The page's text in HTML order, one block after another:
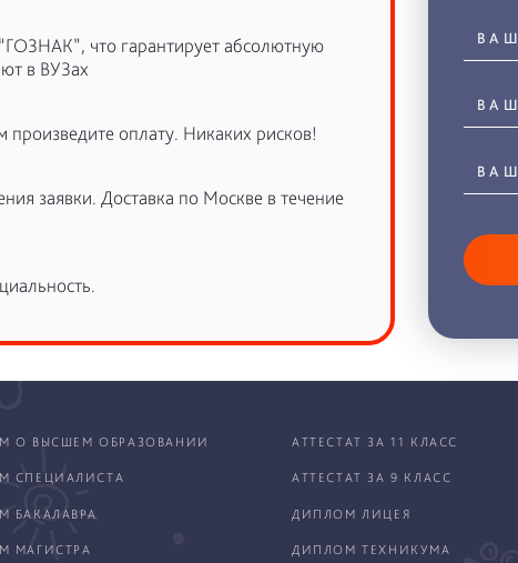
что гарантирует абсолютную
в ВУЗах
оплату. Никаких рисков!
заявки. Доставка по Москве в течение
О ВЫСШЕМ ОБРАЗОВАНИИ АТТЕСТАТ ЗА 11 КЛАСС
СПЕЦИАЛИСТА АТТЕСТАТ ЗА 9 КЛАСС
БАКАЛАВРА ДИПЛОМ ЛИЦЕЯ
МАГИСТРА ДИПЛОМ ТЕХНИКУМА